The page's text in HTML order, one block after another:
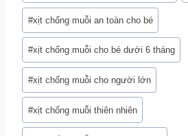
Tags:
#xịt chống muỗi an toàn cho bé
#xịt chống muỗi cho bé dưới 6 tháng
#xịt chống muỗi cho người lớn
#xịt chống muỗi thiên nhiên